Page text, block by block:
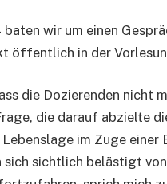
wir um einen
öffentlich in der
die Dozierenden
die darauf abzielte
im Zuge
sichtlich belästigt